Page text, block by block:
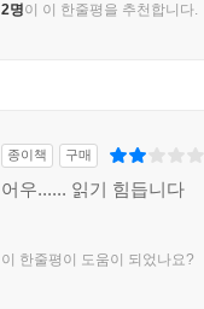
2명이 이 한줄평을 추천합니다.
종이책 구매
어우...... 읽기 힘듭니다
이 한줄평이 도움이 되었나요?